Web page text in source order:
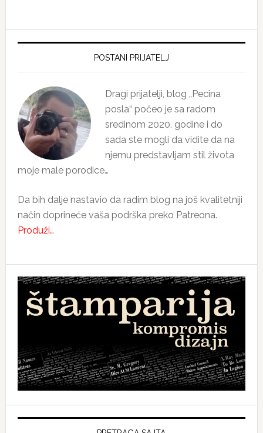
Primary
POSTANI PRIJATELJ
Dragi prijatelji, blog „Pecina
posla“ počeo je sa radom
sredinom 2020. godine i do
sada ste mogli da vidite da na
njemu predstavljam stil života
moje male porodice…
Da bih dalje nastavio da radim blog na još kvalitetniji
način doprineće vaša podrška preko Patreona.
Produži…